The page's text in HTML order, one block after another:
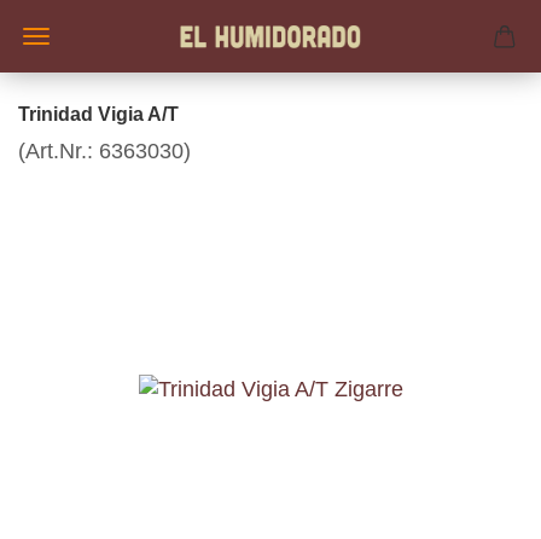
Trinidad Vigia A/T
(Art.Nr.: 6363030)